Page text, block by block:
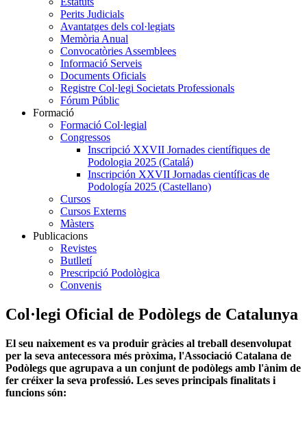
Perits Judicials
Avantatges dels col·legiats
Memòria Anual
Convocatòries Assemblees
Informació Serveis
Documents Oficials
Registre Col·legi Societats Professionals
Fórum Públic
Formació
Formació Col·legial
Congressos
Inscripció XXVII Jornades científiques de
Podologia 2025 (Catalá)
Inscripción XXVII Jornadas científicas de
Podología 2025 (Castellano)
Cursos
Cursos Externs
Màsters
Publicacions
Revistes
Butlletí
Prescripció Podològica
Convenis
Col·legi Oficial de Podòlegs de Catalunya
El seu naixement es va produir gràcies al treball desenvolupat
per la seva antecessora més pròxima, l'Associació Catalana de
Podòlegs que agrupava a un conjunt de podòlegs amb l'ànim de
fer créixer la seva professió. Les seves principals finalitats i
funcions són: